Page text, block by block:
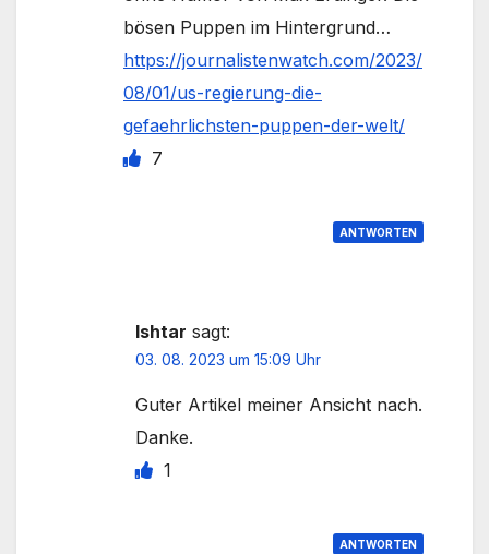
bösen Puppen im Hintergrund…
https://journalistenwatch.com/2023/
08/01/us-regierung-die-
gefaehrlichsten-puppen-der-welt/
7
ANTWORTEN
Ishtar sagt:
03. 08. 2023 um 15:09 Uhr
Guter Artikel meiner Ansicht nach.
Danke.
1
ANTWORTEN